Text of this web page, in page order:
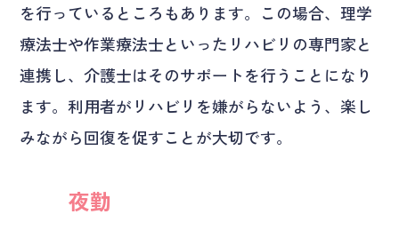
を行っているところもあります。この場合、理学
療法士や作業療法士といったリハビリの専門家と
連携し、介護士はそのサポートを行うことになり
ます。利用者がリハビリを嫌がらないよう、楽し
みながら回復を促すことが大切です。
夜勤